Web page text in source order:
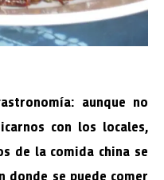
aunque no
con los locales,
de la comida china se
donde se puede comer